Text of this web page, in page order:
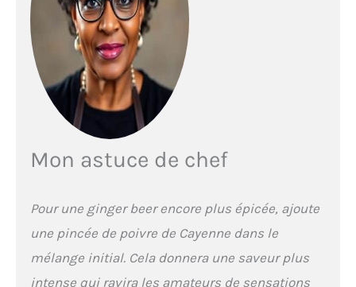
Mon astuce de chef
Pour une ginger beer encore plus épicée, ajoute
une pincée de poivre de Cayenne dans le
mélange initial. Cela donnera une saveur plus
intense qui ravira les amateurs de sensations